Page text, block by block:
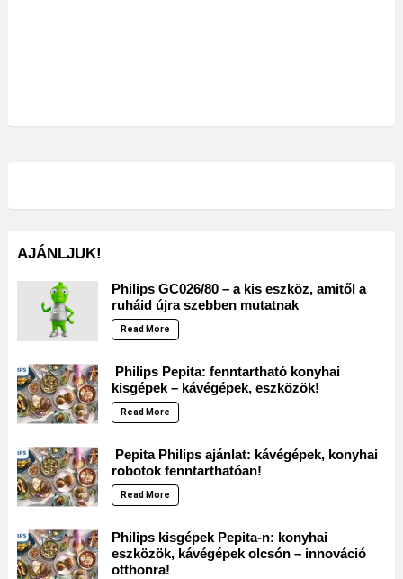
AJÁNLJUK!
Philips GC026/80 – a kis eszköz, amitől a
ruháid újra szebben mutatnak
Read More
Philips Pepita: fenntartható konyhai
kisgépek – kávégépek, eszközök!
Read More
Pepita Philips ajánlat: kávégépek, konyhai
robotok fenntarthatóan!
Read More
Philips kisgépek Pepita-n: konyhai
eszközök, kávégépek olcsón – innováció
otthonra!